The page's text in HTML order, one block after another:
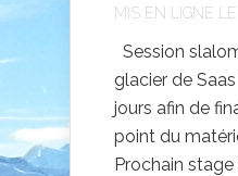
MIS EN LIGNE
Session
glacier de
jours afin de
point du
Prochain